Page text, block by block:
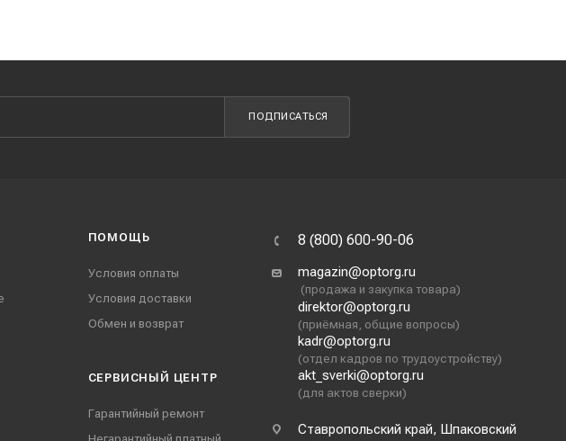
ПОДПИСАТЬСЯ
ПОМОЩЬ
Условия оплаты
Условия доставки
Обмен и возврат
СЕРВИСНЫЙ ЦЕНТР
Гарантийный ремонт
8 (800) 600-90-06
magazin@optorg.ru
(продажа и закупка товара)
direktor@optorg.ru
(приёмная, общие вопросы)
kadr@optorg.ru
(отдел кадров по трудоустройству)
akt_sverki@optorg.ru
(для актов сверки)
Ставропольский край, Шпаковский